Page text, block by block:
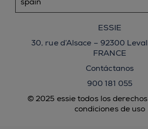
© 2025 essie todos los
condiciones de uso
ESSIE
30, rue d’Alsace – 92300
FRANCE
Contáctanos
900 181 055